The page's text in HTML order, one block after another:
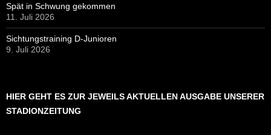
Spät in Schwung gekommen
11. Juli 2026
Sichtungstraining D-Junioren
9. Juli 2026
HIER GEHT ES ZUR JEWEILS AKTUELLEN AUSGABE UNSERER
STADIONZEITUNG